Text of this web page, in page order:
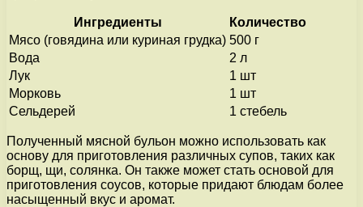
Ингредиенты
Количество
Мясо (говядина или куриная грудка) 500 г
Вода
2 л
Лук
1 шт
Морковь
1 шт
Сельдерей
1 стебель
Полученный мясной бульон можно использовать как
основу для приготовления различных супов, таких как
борщ, щи, солянка. Он также может стать основой для
приготовления соусов, которые придают блюдам более
насыщенный вкус и аромат.